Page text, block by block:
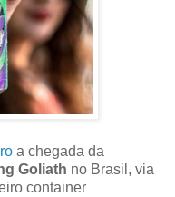
a chegada da
Goliath no Brasil, via
container